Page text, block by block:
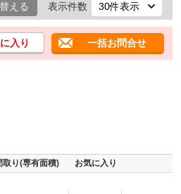
える 表示件数
入り 一括お問合せ
取り(専有面積) お気に入り